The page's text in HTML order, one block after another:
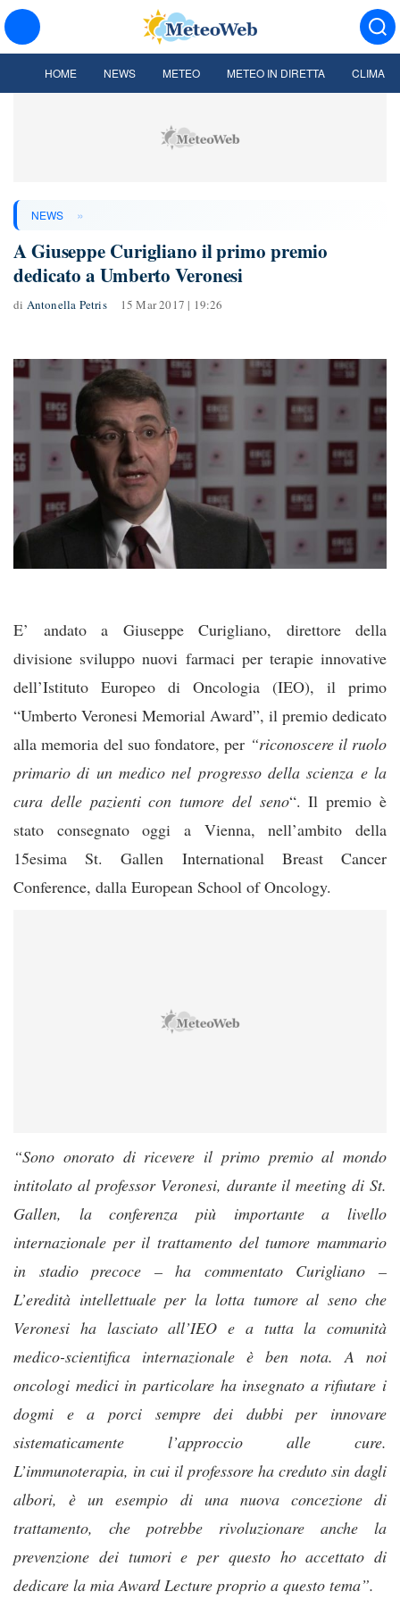
HOME NEWS METEO METEO IN DIRETTA CLIMA
NEWS »
A Giuseppe Curigliano il primo premio
dedicato a Umberto Veronesi
di Antonella Petris 15 Mar 2017 | 19:26
E’ andato a Giuseppe Curigliano, direttore della
divisione sviluppo nuovi farmaci per terapie innovative
dell’Istituto Europeo di Oncologia (IEO), il primo
“Umberto Veronesi Memorial Award”, il premio dedicato
alla memoria del suo fondatore, per “riconoscere il ruolo
primario di un medico nel progresso della scienza e la
cura delle pazienti con tumore del seno“. Il premio è
stato consegnato oggi a Vienna, nell’ambito della
15esima St. Gallen International Breast Cancer
Conference, dalla European School of Oncology.
“Sono onorato di ricevere il primo premio al mondo
intitolato al professor Veronesi, durante il meeting di St.
Gallen, la conferenza più importante a livello
internazionale per il trattamento del tumore mammario
in stadio precoce – ha commentato Curigliano –
L’eredità intellettuale per la lotta tumore al seno che
Veronesi ha lasciato all’IEO e a tutta la comunità
medico-scientifica internazionale è ben nota. A noi
oncologi medici in particolare ha insegnato a rifiutare i
dogmi e a porci sempre dei dubbi per innovare
sistematicamente l’approccio alle cure.
L’immunoterapia, in cui il professore ha creduto sin dagli
albori, è un esempio di una nuova concezione di
trattamento, che potrebbe rivoluzionare anche la
prevenzione dei tumori e per questo ho accettato di
dedicare la mia Award Lecture proprio a questo tema”.